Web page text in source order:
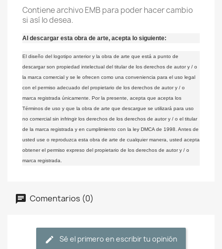
Contiene archivo EMB para poder hacer cambio
si así lo desea.
Al descargar esta obra de arte, acepta lo siguiente:
El diseño del logotipo anterior y la obra de arte que está a punto de
descargar son propiedad intelectual del titular de los derechos de autor y / o
la marca comercial y se le ofrecen como una conveniencia para el uso legal
con el permiso adecuado del propietario de los derechos de autor y / o
marca registrada únicamente. Por la presente, acepta que acepta los
Términos de uso y que la obra de arte que descargue se utilizará para uso
no comercial sin infringir los derechos de los derechos de autor y / o el titular
de la marca registrada y en cumplimiento con la ley DMCA de 1998. Antes de
usted use o reproduzca esta obra de arte de cualquier manera, usted acepta
obtener el permiso expreso del propietario de los derechos de autor y / o
marca registrada.
Comentarios (0)
Sé el primero en escribir tu opinión